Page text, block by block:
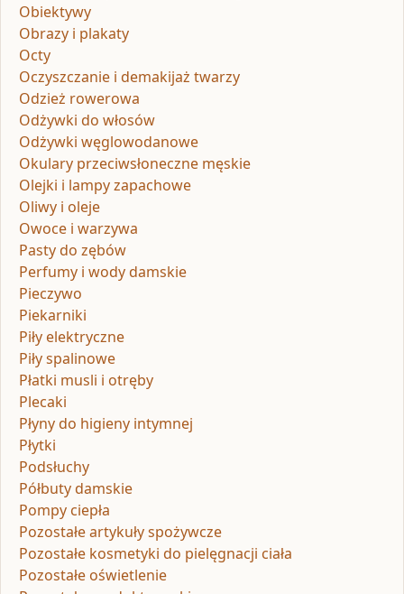
Obiektywy
Obrazy i plakaty
Octy
Oczyszczanie i demakijaż twarzy
Odzież rowerowa
Odżywki do włosów
Odżywki węglowodanowe
Okulary przeciwsłoneczne męskie
Olejki i lampy zapachowe
Oliwy i oleje
Owoce i warzywa
Pasty do zębów
Perfumy i wody damskie
Pieczywo
Piekarniki
Piły elektryczne
Piły spalinowe
Płatki musli i otręby
Plecaki
Płyny do higieny intymnej
Płytki
Podsłuchy
Półbuty damskie
Pompy ciepła
Pozostałe artykuły spożywcze
Pozostałe kosmetyki do pielęgnacji ciała
Pozostałe oświetlenie